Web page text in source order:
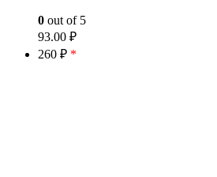
0 out of 5
93.00 ₽
260 ₽ *